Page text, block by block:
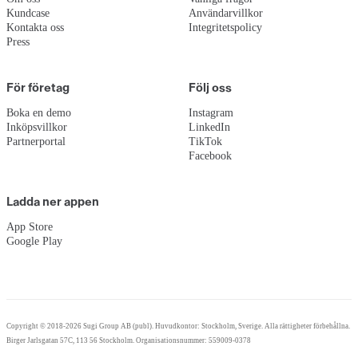
Kundcase
Kontakta oss
Press
Användarvillkor
Integritetspolicy
För företag
Boka en demo
Inköpsvillkor
Partnerportal
Följ oss
Instagram
LinkedIn
TikTok
Facebook
Ladda ner appen
App Store
Google Play
Copyright © 2018-2026 Sugi Group AB (publ). Huvudkontor: Stockholm, Sverige. Alla rättigheter förbehållna.
Birger Jarlsgatan 57C, 113 56 Stockholm. Organisationsnummer: 559009-0378